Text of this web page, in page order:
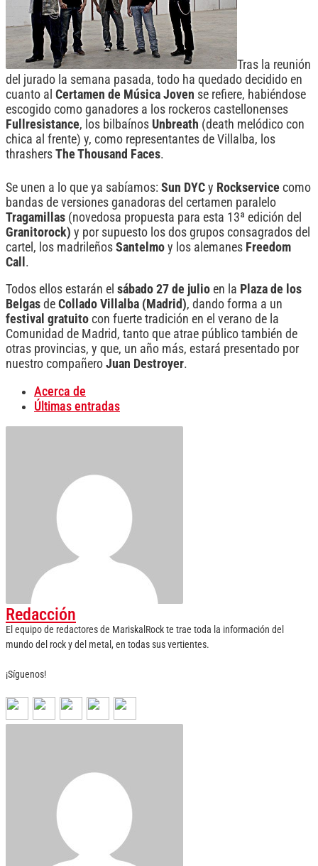
Tras la reunión
del jurado la semana pasada, todo ha quedado decidido en
cuanto al Certamen de Música Joven se refiere, habiéndose
escogido como ganadores a los rockeros castellonenses
Fullresistance, los bilbaínos Unbreath (death melódico con
chica al frente) y, como representantes de Villalba, los
thrashers The Thousand Faces.
Se unen a lo que ya sabíamos: Sun DYC y Rockservice como
bandas de versiones ganadoras del certamen paralelo
Tragamillas (novedosa propuesta para esta 13ª edición del
Granitorock) y por supuesto los dos grupos consagrados del
cartel, los madrileños Santelmo y los alemanes Freedom
Call .
Todos ellos estarán el sábado 27 de julio en la Plaza de los
Belgas de Collado Villalba (Madrid), dando forma a un
festival gratuito con fuerte tradición en el verano de la
Comunidad de Madrid, tanto que atrae público también de
otras provincias, y que, un año más, estará presentado por
nuestro compañero Juan Destroyer.
Acerca de
Últimas entradas
Redacción
El equipo de redactores de MariskalRock te trae toda la información del
mundo del rock y del metal, en todas sus vertientes.
¡Síguenos!